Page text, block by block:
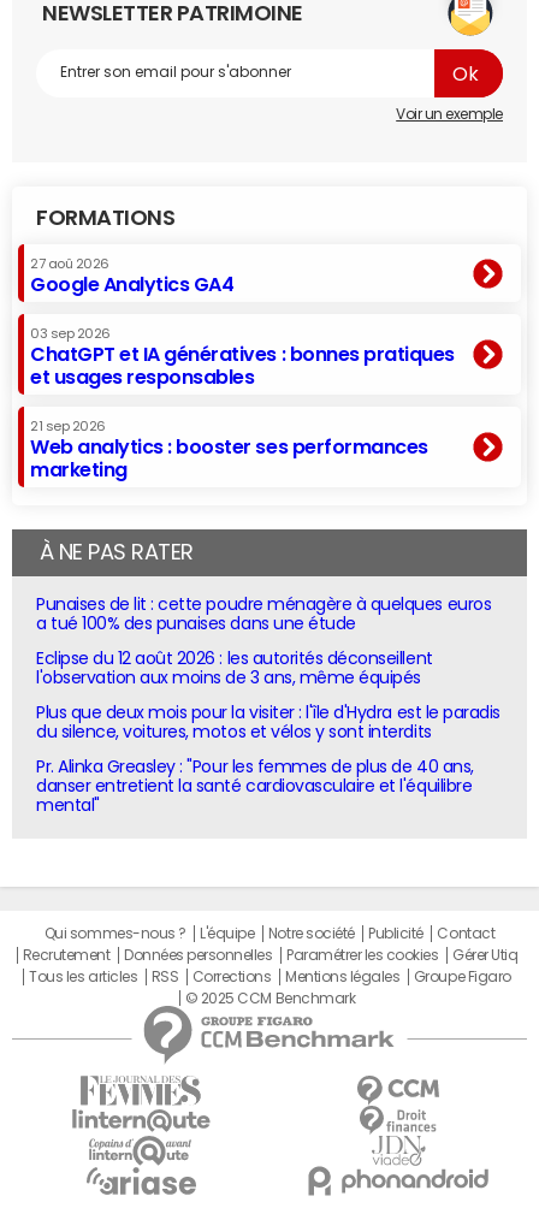
NEWSLETTER PATRIMOINE
Voir un exemple
FORMATIONS
27 aoû 2026
Google Analytics GA4
03 sep 2026
ChatGPT et IA génératives : bonnes pratiques
et usages responsables
21 sep 2026
Web analytics : booster ses performances
marketing
À NE PAS RATER
Punaises de lit : cette poudre ménagère à quelques euros
a tué 100% des punaises dans une étude
Eclipse du 12 août 2026 : les autorités déconseillent
l'observation aux moins de 3 ans, même équipés
Plus que deux mois pour la visiter : l'île d'Hydra est le paradis
du silence, voitures, motos et vélos y sont interdits
Pr. Alinka Greasley : "Pour les femmes de plus de 40 ans,
danser entretient la santé cardiovasculaire et l'équilibre
mental"
Qui sommes-nous ? L'équipe Notre société Publicité
Contact
Recrutement
Données personnelles Paramétrer les cookies
Gérer Utiq
Tous les articles
RSS Corrections Mentions légales
Groupe Figaro
© 2025 CCM Benchmark